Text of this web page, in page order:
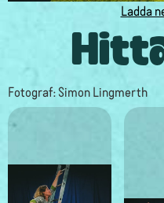
Ladda
Fotograf: Simon Lingmerth